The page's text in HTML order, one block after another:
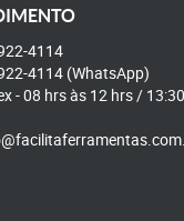
4114
4114 (WhatsApp)
- 08 hrs às 12 hrs /